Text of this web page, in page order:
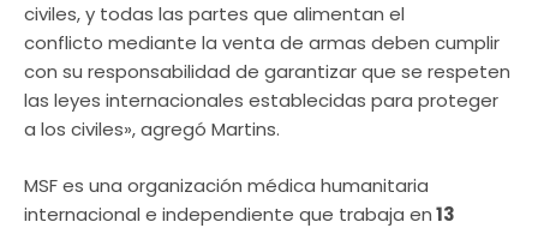
civiles, y todas las partes que alimentan el
conflicto mediante la venta de armas deben cumplir
con su responsabilidad de garantizar que se respeten
las leyes internacionales establecidas para proteger
a los civiles», agregó Martins.
MSF es una organización médica humanitaria
internacional e independiente que trabaja en13